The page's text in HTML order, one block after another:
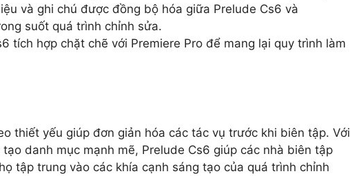
và ghi chú được đồng bộ hóa giữa Prelude Cs6 và
suốt quá trình chỉnh sửa.
tích hợp chặt chẽ với Premiere Pro để mang lại quy trình làm
thiết yếu giúp đơn giản hóa các tác vụ trước khi biên tập. Với
danh mục mạnh mẽ, Prelude Cs6 giúp các nhà biên tập
tập trung vào các khía cạnh sáng tạo của quá trình chỉnh